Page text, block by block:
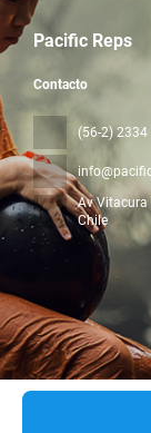
Pacific Reps
Contacto
(56-2)
Av Vitacura
Chile